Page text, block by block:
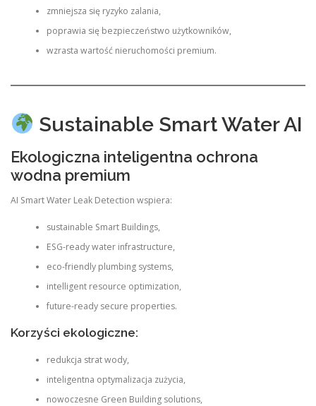
zmniejsza się ryzyko zalania,
poprawia się bezpieczeństwo użytkowników,
wzrasta wartość nieruchomości premium.
Sustainable Smart Water AI
Ekologiczna inteligentna ochrona
wodna premium
AI Smart Water Leak Detection wspiera:
sustainable Smart Buildings,
ESG-ready water infrastructure,
eco-friendly plumbing systems,
intelligent resource optimization,
future-ready secure properties.
Korzyści ekologiczne:
redukcja strat wody,
inteligentna optymalizacja zużycia,
nowoczesne Green Building solutions,